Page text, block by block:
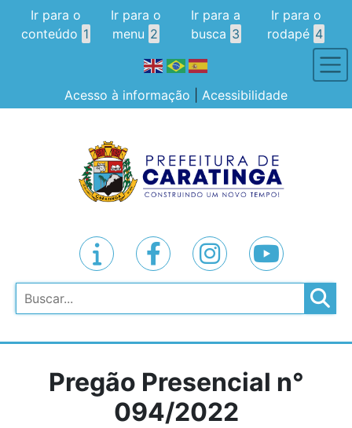
Ir para o
conteúdo 1
Ir para o
menu 2
Ir para a
busca 3
Ir para o
rodapé 4
Acesso à informação Acessibilidade
Pesquisar
Pregão Presencial n°
094/2022